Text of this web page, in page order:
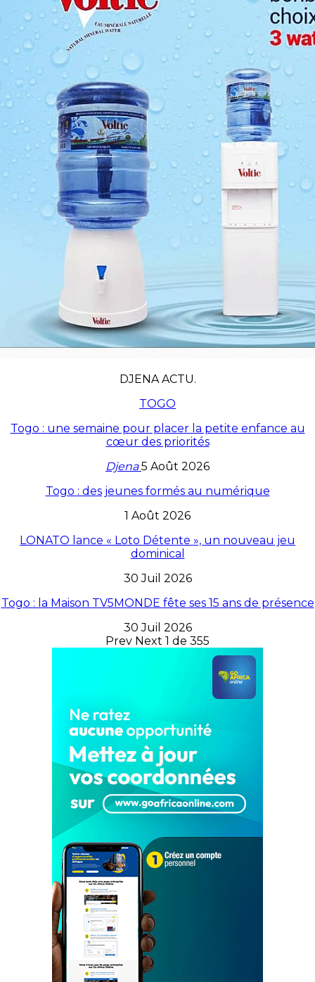
DJENA ACTU.
TOGO
Togo : une semaine pour placer la petite enfance au
cœur des priorités
Djena5 Août 2026
Togo : des jeunes formés au numérique
1 Août 2026
LONATO lance « Loto Détente », un nouveau jeu
dominical
30 Juil 2026
Togo : la Maison TV5MONDE fête ses 15 ans de présence
30 Juil 2026
Prev Next 1 de 355